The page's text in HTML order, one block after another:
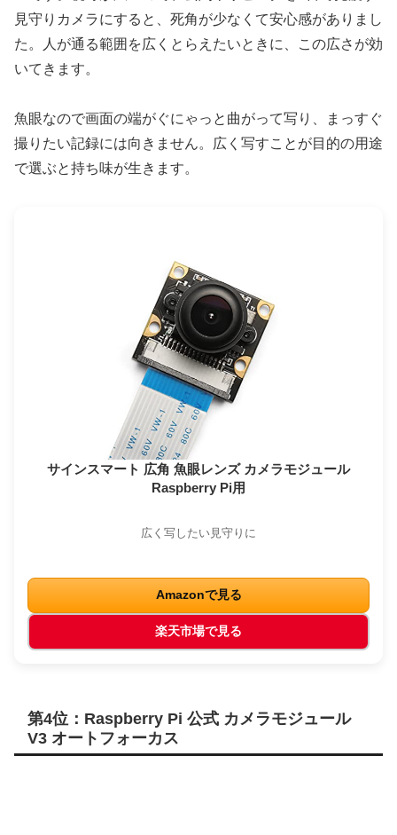
見守りカメラにすると、死角が少なくて安心感がありまし
た。人が通る範囲を広くとらえたいときに、この広さが効
いてきます。
魚眼なので画面の端がぐにゃっと曲がって写り、まっすぐ
撮りたい記録には向きません。広く写すことが目的の用途
で選ぶと持ち味が生きます。
サインスマート 広角 魚眼レンズ カメラモジュール
Raspberry Pi用
広く写したい見守りに
Amazonで見る
楽天市場で見る
第4位：Raspberry Pi 公式 カメラモジュール
V3 オートフォーカス